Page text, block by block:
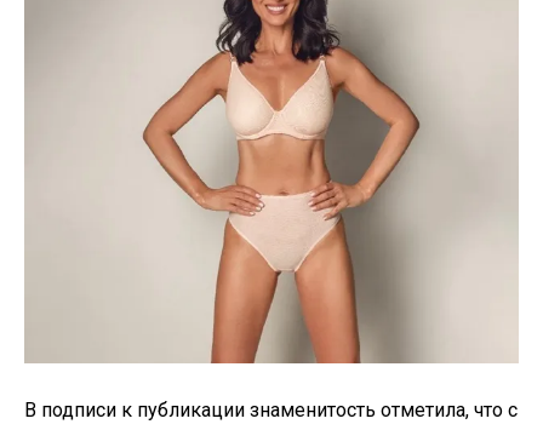
В подписи к публикации знаменитость отметила, что с